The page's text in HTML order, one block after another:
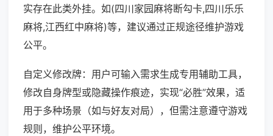
实存在此类外挂。如(四川家园麻将断勾卡,四川乐乐
麻将,江西红中麻将)等，建议通过正规途径维护游戏
公平。
自定义修改牌：用户可输入需求生成专用辅助工具，
修改自身牌型或隐藏操作痕迹，实现“必胜”效果，适
用于多种场景（如与好友对局），但需注意遵守游戏
规则，维护公平环境。